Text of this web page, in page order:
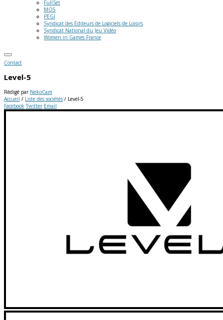
FullSet
MO5
PEGI
Syndicat des Editeurs de Logiciels de Loisirs
Syndicat National du Jeu Vidéo
Women in Games France
Contact
Level-5
Rédigé par NekoCam
Accueil / Liste des sociétés / Level-5
Facebook Twitter Email